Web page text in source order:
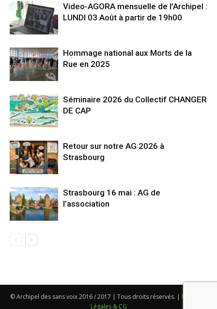
Video-AGORA mensuelle de l’Archipel :
LUNDI 03 Août à partir de 19h00
Hommage national aux Morts de la
Rue en 2025
Séminaire 2026 du Collectif CHANGER
DE CAP
Retour sur notre AG 2026 à
Strasbourg
Strasbourg 16 mai : AG de
l’association
© Archipel des sans voix 2016 / 2017 | Tous droits réservés. | Mentions
Légales & CG